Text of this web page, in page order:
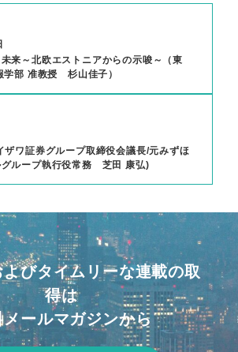
来～北欧エストニアからの示唆～（東
学部 准教授 杉山佳子）
ザワ証券グループ取締役会議長/元みずほ
グループ執行役常務 芝田 康弘)
びタイムリーな連載の取
得は
メールマガジンから